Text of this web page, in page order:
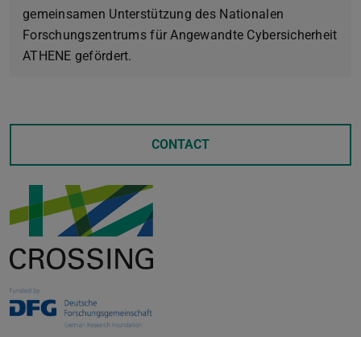
gemeinsamen Unterstützung des Nationalen
Forschungszentrums für Angewandte Cybersicherheit
ATHENE gefördert.
CONTACT